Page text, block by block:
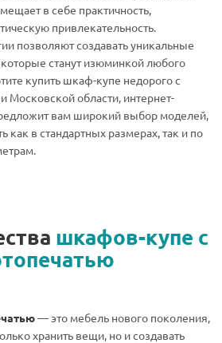
в себе практичность,
привлекательность.
позволяют создавать уникальные
станут изюминкой любого
купить шкаф-купе недорого с
Московской области, интернет-
вам широкий выбор моделей,
как в стандартных размерах, так и по
шкафов-купе с
— это мебель нового поколения,
хранить вещи, но и создавать